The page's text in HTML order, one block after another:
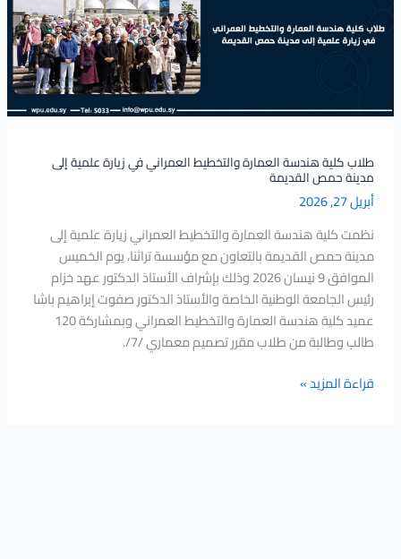
طلاب كلية هندسة العمارة والتخطيط العمراني في زيارة علمية إلى
مدينة حمص القديمة
أبريل 27, 2026
نظمت كلية هندسة العمارة والتخطيط العمراني زيارة علمية إلى
مدينة حمص القديمة بالتعاون مع مؤسسة تراثنا، يوم الخميس
الموافق 9 نيسان 2026 وذلك بإشراف الأستاذ الدكتور عهد خزام
رئيس الجامعة الوطنية الخاصة والأستاذ الدكتور صفوت إبراهيم باشا
عميد كلية هندسة العمارة والتخطيط العمراني وبمشاركة 120
طالب وطالبة من طلاب مقرر تصميم معماري /7/.
العمراني
في
إلى
حمص
القديمة
قراءة المزيد »